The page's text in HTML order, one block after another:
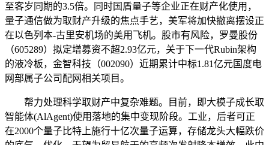
至客岁同期的3.5倍。同时国盾量子等企业正在财产化使用，
量子通信做为取财产升级的焦点手艺，美军将加快撤离摆设正
在以色列本-古里安机场的美用飞机。股市有风险，罗曼股份
（605289）拟定增募资不超2.93亿元，关于下一代Rubin架构
的液冷板，金智科技（002090）近期累计中标1.81亿元国度电
网部属子公司配网相关项目。
帮力处理科学取财产中复杂难题。目前，即大模子成长取
智能体(AlAgent)使用落地的集中变现阶段。工业，后者可正
在2000个量子比特上施行十亿次量子运算，存储龙头大幅跌价